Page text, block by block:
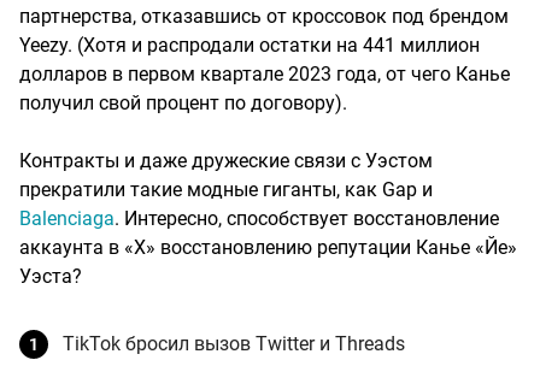
партнерства, отказавшись от кроссовок под брендом
Yeezy. (Хотя и распродали остатки на 441 миллион
долларов в первом квартале 2023 года, от чего Канье
получил свой процент по договору).
Контракты и даже дружеские связи с Уэстом
прекратили такие модные гиганты, как Gap и
Balenciaga. Интересно, способствует восстановление
аккаунта в «Х» восстановлению репутации Канье «Йе»
Уэста?
TikTok бросил вызов Twitter и Threads